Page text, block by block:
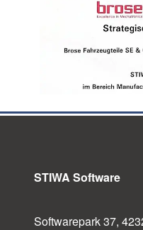
STIWA Software
Softwarepark 37,